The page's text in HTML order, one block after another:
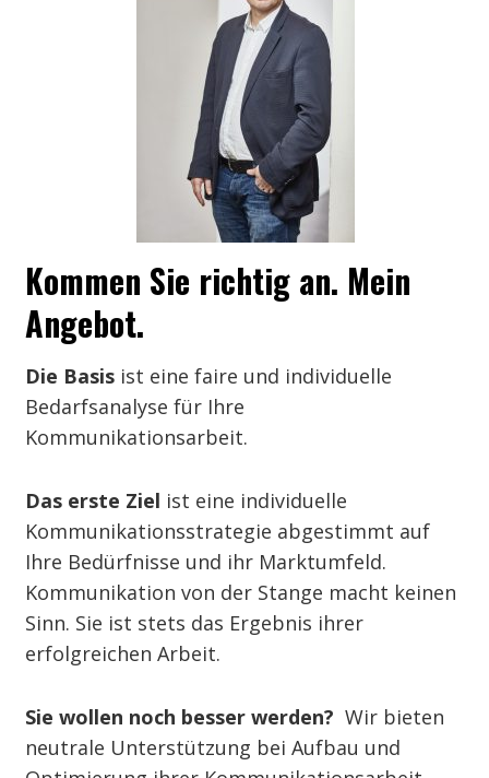
Kommen Sie richtig an. Mein
Angebot.
Die Basis ist eine faire und individuelle
Bedarfsanalyse für Ihre
Kommunikationsarbeit.
Das erste Ziel ist eine individuelle
Kommunikationsstrategie abgestimmt auf
Ihre Bedürfnisse und ihr Marktumfeld.
Kommunikation von der Stange macht keinen
Sinn. Sie ist stets das Ergebnis ihrer
erfolgreichen Arbeit.
Sie wollen noch besser werden? Wir bieten
neutrale Unterstützung bei Aufbau und